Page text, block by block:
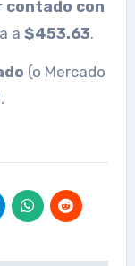
contado con
a $453.63.
(o Mercado
.